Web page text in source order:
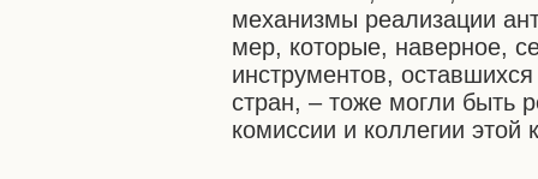
механизмы реализации
мер, которые, наверное,
инструментов,
стран, – тоже могли быть
комиссии и коллегии этой